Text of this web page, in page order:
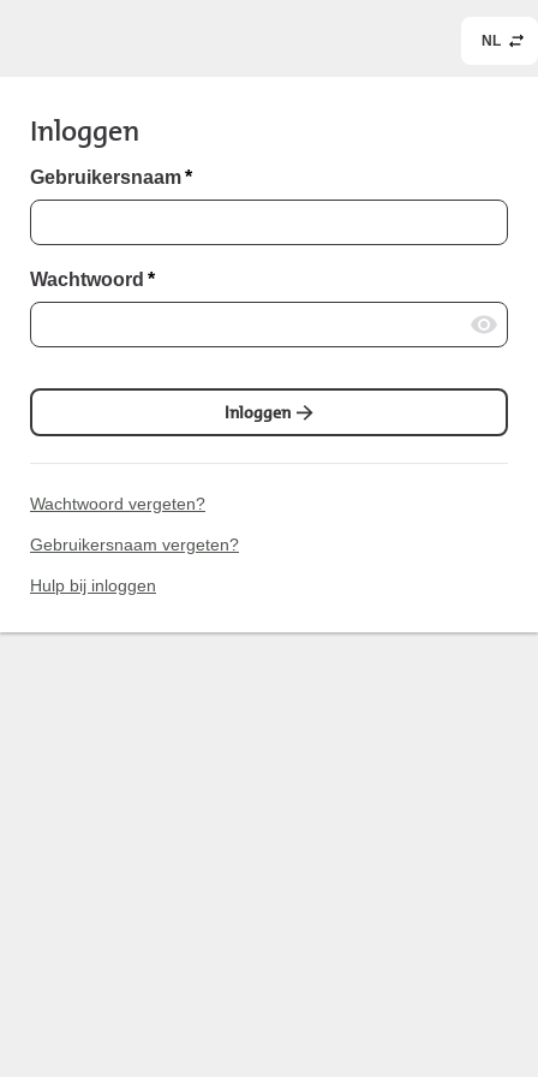
NL
Inloggen
Gebruikersnaam*
Wachtwoord *
Inloggen
Wachtwoord vergeten?
Gebruikersnaam vergeten?
Hulp bij inloggen